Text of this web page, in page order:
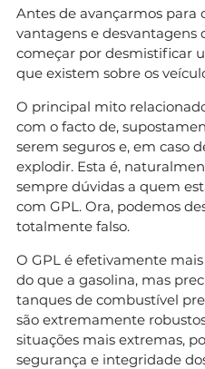
Antes de avançarmos para
vantagens e desvantagens
começar por desmistificar
que existem sobre os
O principal mito
com o facto de,
serem seguros e, em caso
explodir. Esta é,
sempre dúvidas a quem
com GPL. Ora, podemos
totalmente falso.
O GPL é efetivamente
do que a gasolina, mas
tanques de combustível
são extremamente
situações mais extremas,
segurança e integridade